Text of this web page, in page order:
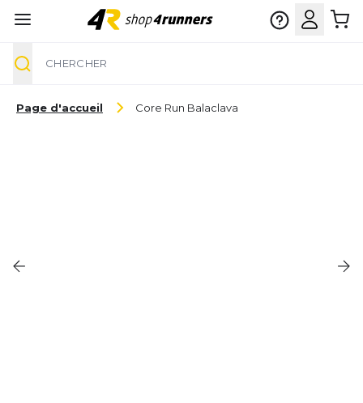
Page d'accueil Core Run Balaclava